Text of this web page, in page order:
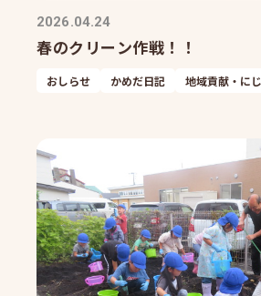
2026.04.24
春のクリーン作戦！！
おしらせ かめだ日記 地域貢献・に